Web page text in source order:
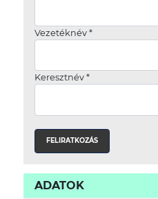
Vezetéknév *
Keresztnév *
ADATOK